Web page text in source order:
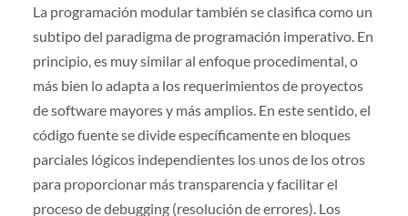
La programación modular también se clasifica como un
subtipo del paradigma de programación imperativo. En
principio, es muy similar al enfoque procedimental, o
más bien lo adapta a los requerimientos de proyectos
de software mayores y más amplios. En este sentido, el
código fuente se divide específicamente en bloques
parciales lógicos independientes los unos de los otros
para proporcionar más transparencia y facilitar el
proceso de debugging (resolución de errores). Los